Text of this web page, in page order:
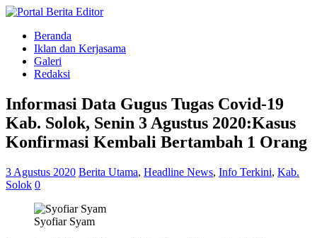
Beranda
Iklan dan Kerjasama
Galeri
Redaksi
Informasi Data Gugus Tugas Covid-19
Kab. Solok, Senin 3 Agustus 2020:Kasus
Konfirmasi Kembali Bertambah 1 Orang
3 Agustus 2020 Berita Utama, Headline News, Info Terkini, Kab.
Solok 0
Syofiar Syam